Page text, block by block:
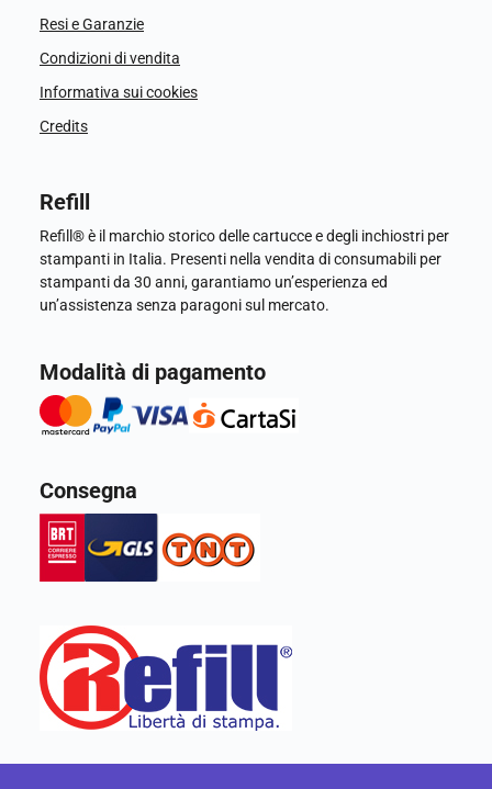
Resi e Garanzie
Condizioni di vendita
Informativa sui cookies
Credits
Refill
Refill® è il marchio storico delle cartucce e degli inchiostri per
stampanti in Italia. Presenti nella vendita di consumabili per
stampanti da 30 anni, garantiamo un’esperienza ed
un’assistenza senza paragoni sul mercato.
Modalità di pagamento
Consegna